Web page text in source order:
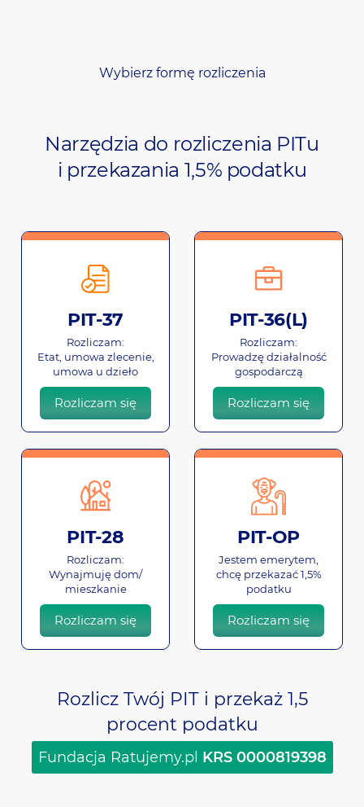
Wybierz formę rozliczenia
Narzędzia do rozliczenia PITu
i przekazania 1,5% podatku
PIT-37
Rozliczam:
Etat, umowa zlecenie,
umowa u dzieło
Rozliczam się
PIT-36(L)
Rozliczam:
Prowadzę działalność
gospodarczą
Rozliczam się
PIT-28
Rozliczam:
Wynajmuję dom/
mieszkanie
Rozliczam się
PIT-OP
Jestem emerytem,
chcę przekazać 1,5%
podatku
Rozliczam się
Rozlicz Twój PIT i przekaż 1,5
procent podatku
Fundacja Ratujemy.pl KRS 0000819398